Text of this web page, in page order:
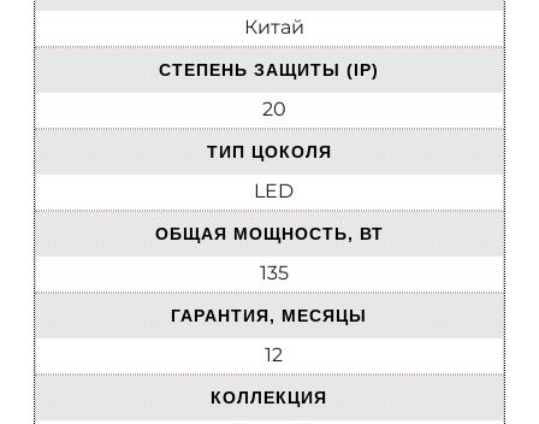
Китай
СТЕПЕНЬ ЗАЩИТЫ (IP)
20
ТИП ЦОКОЛЯ
LED
ОБЩАЯ МОЩНОСТЬ, ВТ
135
ГАРАНТИЯ, МЕСЯЦЫ
12
КОЛЛЕКЦИЯ